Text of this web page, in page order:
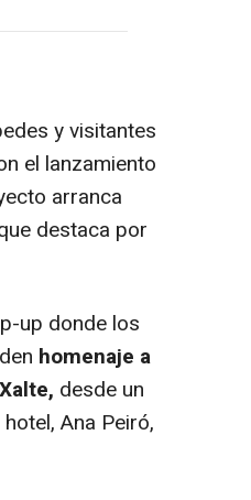
y visitantes
el lanzamiento
arranca
destaca por
up donde los
homenaje a
desde un
Ana Peiró,